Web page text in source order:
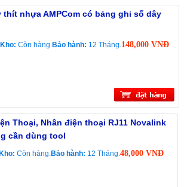
thít nhựa AMPCom có bảng ghi số dây
Kho: Còn hàng.Bảo hành: 12 Tháng.148,000 VNĐ
Thoại, Nhân điện thoại RJ11 Novalink
cần dùng tool
Kho: Còn hàng.Bảo hành: 12 Tháng.48,000 VNĐ